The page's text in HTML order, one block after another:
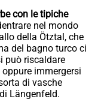
con le tipiche
nel mondo
della Ötztal, che
del bagno turco ci
può riscaldare
immergersi
di vasche
Längenfeld.